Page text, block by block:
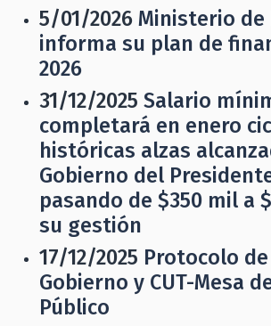
5/01/2026 Ministerio de
informa su plan de
2026
31/12/2025 Salario
completará en enero
históricas alzas
Gobierno del
pasando de $350 mil a
su gestión
17/12/2025 Protocolo
Gobierno y CUT-Mesa
Público